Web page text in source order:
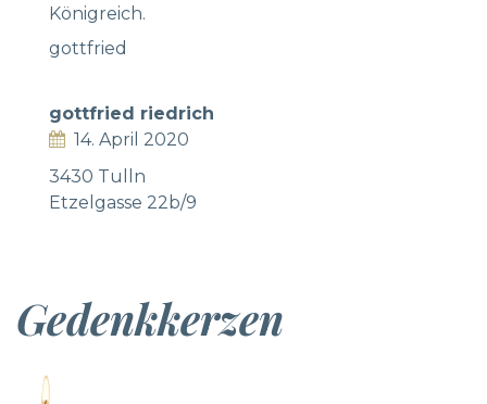
Königreich.
gottfried
gottfried riedrich
14. April 2020
3430 Tulln
Etzelgasse 22b/9
Gedenkkerzen